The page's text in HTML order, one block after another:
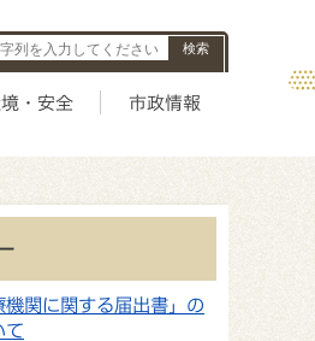
・安全 市政情報
機関に関する届出書」の
て